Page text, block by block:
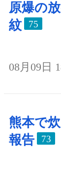
原爆の
紋
75
08月09日
熊本で
報告
73